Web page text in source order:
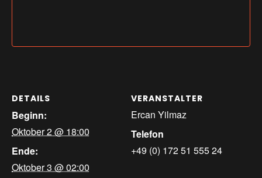
DETAILS
Beginn:
Oktober 2 @ 18:00
Ende:
Oktober 3 @ 02:00
VERANSTALTER
Ercan Yilmaz
Telefon
+49 (0) 172 51 555 24